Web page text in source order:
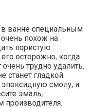
ванне специальным
похож на
пористую
осторожно, когда
трудно удалить.
станет гладкой.
смолу, и
эмаль,
производителя.